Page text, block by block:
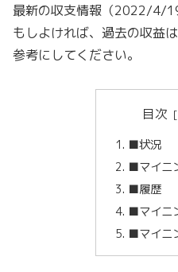
最新の収支情報（2022/4/
もしよければ、過去の収益は
参考にしてください。
目次
■状況
■マイニ
■履歴
■マイニ
■マイニ